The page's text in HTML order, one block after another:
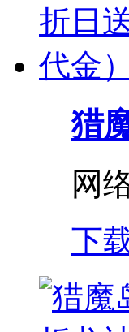
猎
网
下